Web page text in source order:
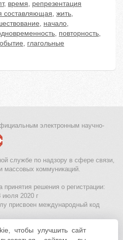
, время, репрезентация
составляющая, жить,
, начало,
, повторность,
, глагольные
электронным научно-
службе по надзору в сфере связи,
массовых коммуникаций.
принятия решения о регистрации:
2020 г
присвоен международный код
онлайн конкурсы для детей
чтобы улучшить сайт